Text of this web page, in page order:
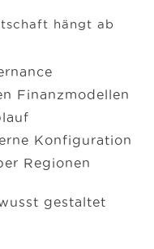
hängt ab
Finanzmodellen
Konfiguration
Regionen
gestaltet